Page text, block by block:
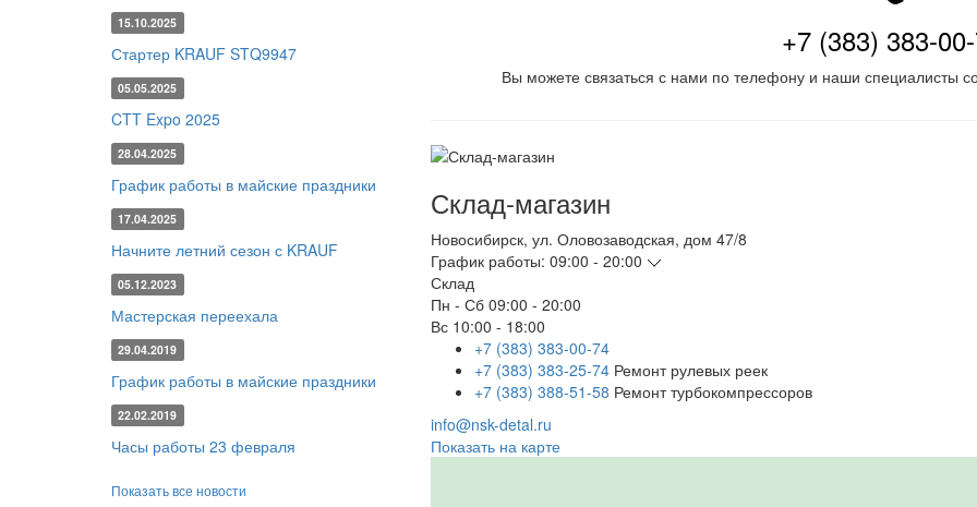
15.10.2025
Стартер KRAUF STQ9947
05.05.2025
CTT Expo 2025
28.04.2025
График работы в майские праздники
17.04.2025
Начните летний сезон с KRAUF
05.12.2023
Мастерская переехала
29.04.2019
График работы в майские праздники
22.02.2019
Часы работы 23 февраля
Показать все новости
+7 (383) 383-
Вы можете связаться с нами по телефону и наши специалисты
Склад-магазин
Новосибирск, ул. Оловозаводская, дом 47/8
График работы: 09:00 - 20:00
Склад
Пн - Сб 09:00 - 20:00
Вс 10:00 - 18:00
+7 (383) 383-00-74
+7 (383) 383-25-74 Ремонт рулевых реек
+7 (383) 388-51-58 Ремонт турбокомпрессоров
info@nsk-detal.ru
Показать на карте